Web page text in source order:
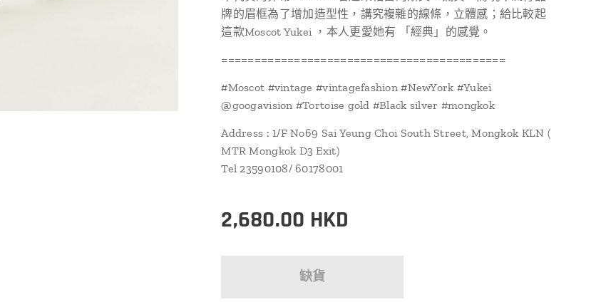
牌的眉框為了增加造型性，講究複雜的線條，立體感；給比較起
這款Moscot Yukei ，本人更愛她有 「經典」的感覺。
===========================================
#Moscot #vintage #vintagefashion #NewYork #Yukei
@googavision #Tortoise gold #Black silver #mongkok
Address : 1/F No69 Sai Yeung Choi South Street, Mongkok KLN (
MTR Mongkok D3 Exit)
Tel 23590108/ 60178001
2,680.00 HKD
缺貨